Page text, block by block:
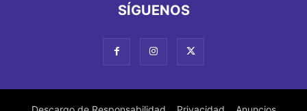
SÍGUENOS